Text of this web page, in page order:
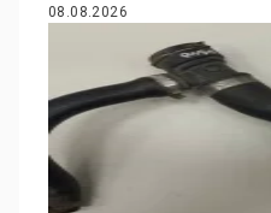
08.08.2026